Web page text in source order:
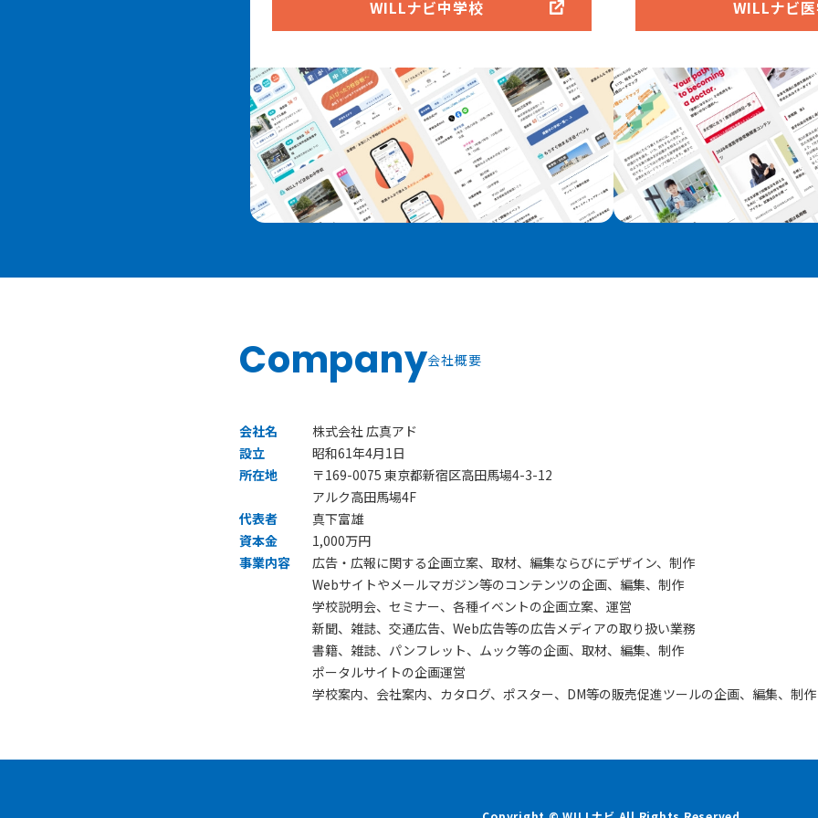
WILLナビ中学校 WILLナビ
Company会社概要
会社名
株式会社 広真アド
設立
昭和61年4月1日
所在地
〒169-0075 東京都新宿区高田馬場4-3-12
アルク高田馬場4F
代表者
真下富雄
資本金
1,000万円
事業内容
広告・広報に関する企画立案、取材、編集ならびにデザイン、制作
Webサイトやメールマガジン等のコンテンツの企画、編集、制作
学校説明会、セミナー、各種イベントの企画立案、運営
新聞、雑誌、交通広告、Web広告等の広告メディアの取り扱い業務
書籍、雑誌、パンフレット、ムック等の企画、取材、編集、制作
ポータルサイトの企画運営
学校案内、会社案内、カタログ、ポスター、DM等の販売促進ツールの企画、編集、制作